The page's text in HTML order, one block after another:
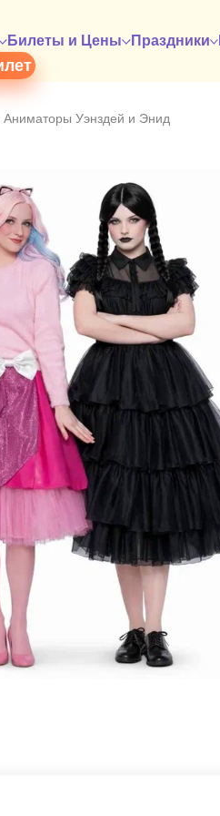
Билеты и Цены Праздники
Аниматоры Уэнздей и Энид